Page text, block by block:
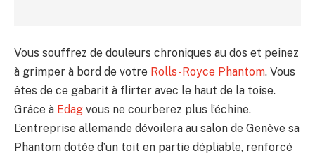
Vous souffrez de douleurs chroniques au dos et peinez
à grimper à bord de votre Rolls-Royce Phantom. Vous
êtes de ce gabarit à flirter avec le haut de la toise.
Grâce à Edag vous ne courberez plus l’échine.
L’entreprise allemande dévoilera au salon de Genève sa
Phantom dotée d’un toit en partie dépliable, renforcé